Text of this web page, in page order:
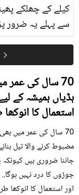
کیلے کے چھلکے
سے پہلے یہ ضرور
سستا اور قدرتی
70 سال کی عمر
ہڈیاں ہمیشہ کے
استعمال کا
70 سال کی عمر میں
مضبوط کرنے والا تیل
جوڑوں کا درد نہیں
اور استعمال کا